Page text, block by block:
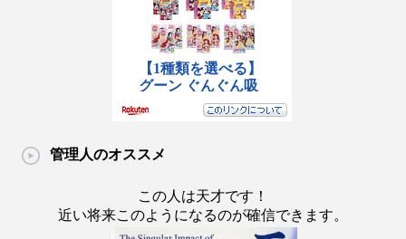
管理人のオススメ
この人は天才です！
近い将来このようになるのが確信できます。